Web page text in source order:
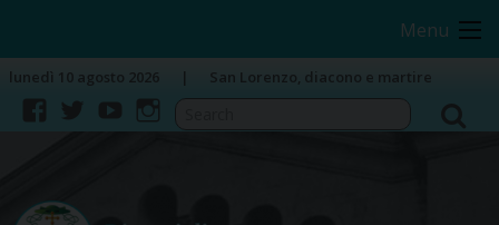
content
Menu
lunedì 10 agosto 2026 San Lorenzo, diacono e martire
facebook
twitteryoutubeinstagram